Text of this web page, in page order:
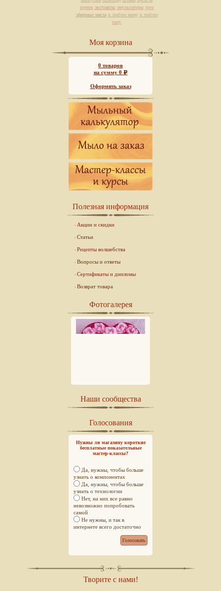
щенок экстракты эмульгаторы эрго
эфирные масла я люблю маму я люблю
папу
Моя корзина
0 товаров
на сумму 0 Р
Оформить заказ
Полезная информация
Акции и скидки
Статьи
Рецепты волшебства
Вопросы и ответы
Сертификаты и дипломы
Возврат товара
Фотогалерея
Наши сообщества
Голосования
Нужны ли магазину короткие
бесплатные показательные
мастер-классы?
Да, нужны, чтобы больше
узнать о компонентах
Да, нужны, чтобы больше
узнать о технологии
Нет, на них все равно
невозможно попробовать
самой
Не нужны, и так в
интернете всего достаточно
Творите с нами!